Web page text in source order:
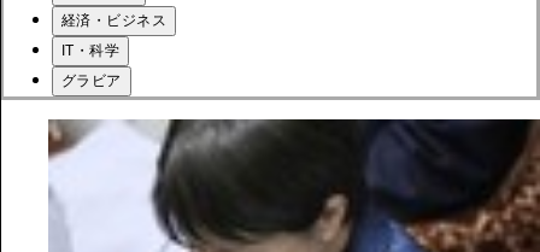
経済・ビジネス
IT・科学
グラビア